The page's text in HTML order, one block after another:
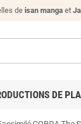
deisan mangaet
DE